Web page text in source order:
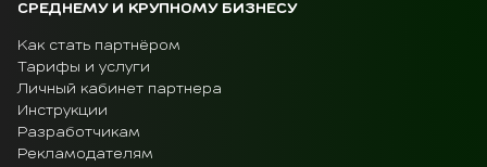
СРЕДНЕМУ И КРУПНОМУ БИЗНЕСУ
Как стать партнёром
Тарифы и услуги
Личный кабинет партнера
Инструкции
Разработчикам
Рекламодателям